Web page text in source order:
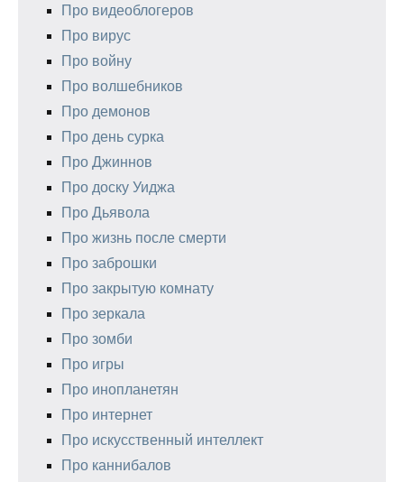
Про видеоблогеров
Про вирус
Про войну
Про волшебников
Про демонов
Про день сурка
Про Джиннов
Про доску Уиджа
Про Дьявола
Про жизнь после смерти
Про заброшки
Про закрытую комнату
Про зеркала
Про зомби
Про игры
Про инопланетян
Про интернет
Про искусственный интеллект
Про каннибалов